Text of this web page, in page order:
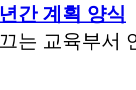
간 계획 양식
는 교육부서